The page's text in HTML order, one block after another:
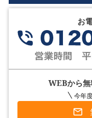
お
WEBから無
今年